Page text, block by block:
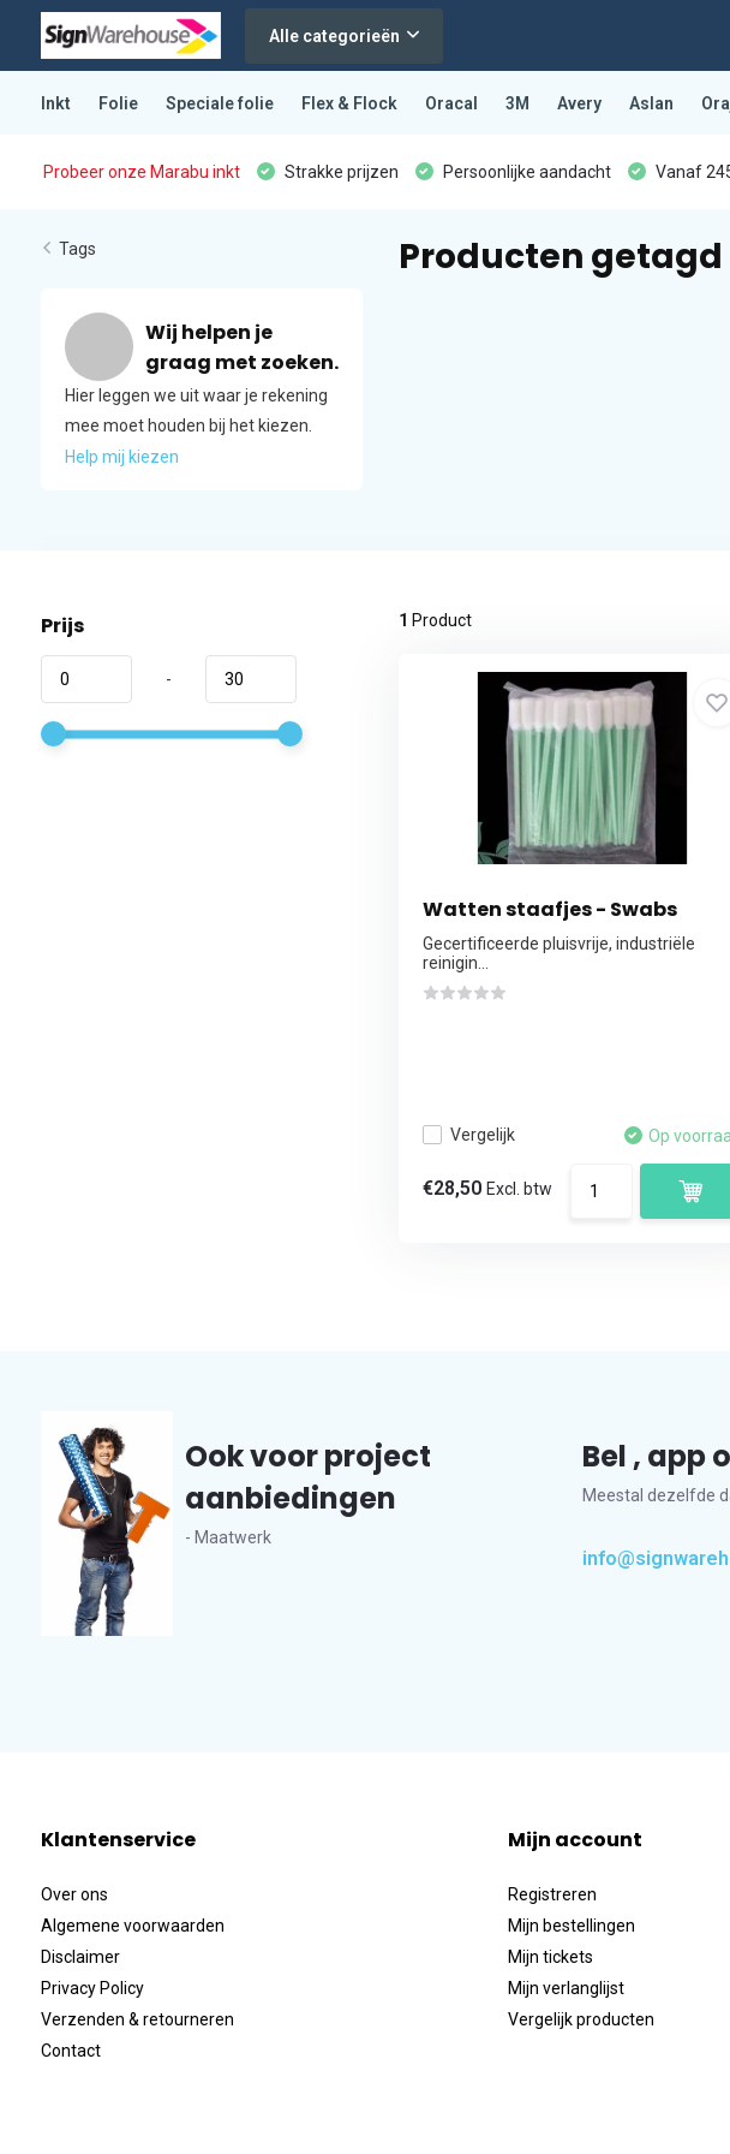
Alle categorieën
Inkt Folie Speciale folie Flex & Flock Oracal 3M Avery Aslan
Probeer onze Marabu inkt Strakke prijzen Persoonlijke aandacht Vanaf
Tags
Wij helpen je
graag met zoeken.
Hier leggen we uit waar je rekening
mee moet houden bij het kiezen.
Help mij kiezen
Producten
Prijs
-
1 Product
Watten staafjes - Swabs
Gecertificeerde pluisvrije, industriële
reinigin...
Vergelijk Op
€28,50 Excl. btw
Ook voor project
aanbiedingen
- Maatwerk
Bel , app
Meestal dezelfde
Klantenservice
Over ons
Algemene voorwaarden
Disclaimer
Privacy Policy
Verzenden & retourneren
Contact
Mijn account
Registreren
Mijn bestellingen
Mijn tickets
Mijn verlanglijst
Vergelijk producten